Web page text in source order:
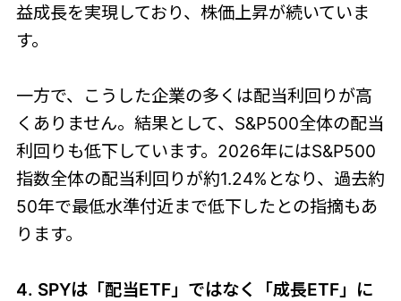
益成長を実現しており、株価上昇が続いていま
す。
一方で、こうした企業の多くは配当利回りが高
くありません。結果として、S&P500全体の配当
利回りも低下しています。2026年にはS&P500
指数全体の配当利回りが約1.24%となり、過去約
50年で最低水準付近まで低下したとの指摘もあ
ります。
4. SPYは「配当ETF」ではなく「成長ETF」に